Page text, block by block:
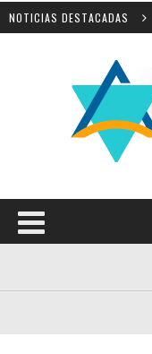
NOTICIAS DESTACADAS
sobre innovación educativa